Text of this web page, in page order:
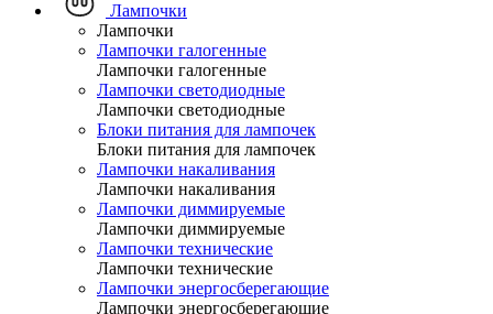
Лампочки
Лампочки
Лампочки галогенные
Лампочки галогенные
Лампочки светодиодные
Лампочки светодиодные
Блоки питания для лампочек
Блоки питания для лампочек
Лампочки накаливания
Лампочки накаливания
Лампочки диммируемые
Лампочки диммируемые
Лампочки технические
Лампочки технические
Лампочки энергосберегающие
Лампочки энергосберегающие